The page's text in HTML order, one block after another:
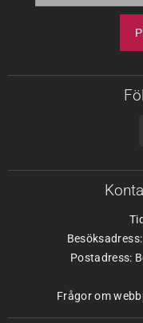
Postadress:
Frågor om